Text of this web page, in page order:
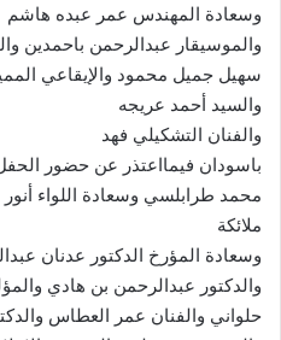
وسعادة المهندس عمر عبده هاشم
والموسيقار عبدالرحمن
سهيل جميل محمود والإيقاعي
والسيد أحمد عريجه
والفنان التشكيلي فهد
باسودان فيمااعتذر عن حضور
محمد طرابلسي وسعادة اللواء
ملائكة
وسعادة المؤرخ الدكتور عدنان
والدكتور عبدالرحمن بن هادي
حلواني والفنان عمر العطاس